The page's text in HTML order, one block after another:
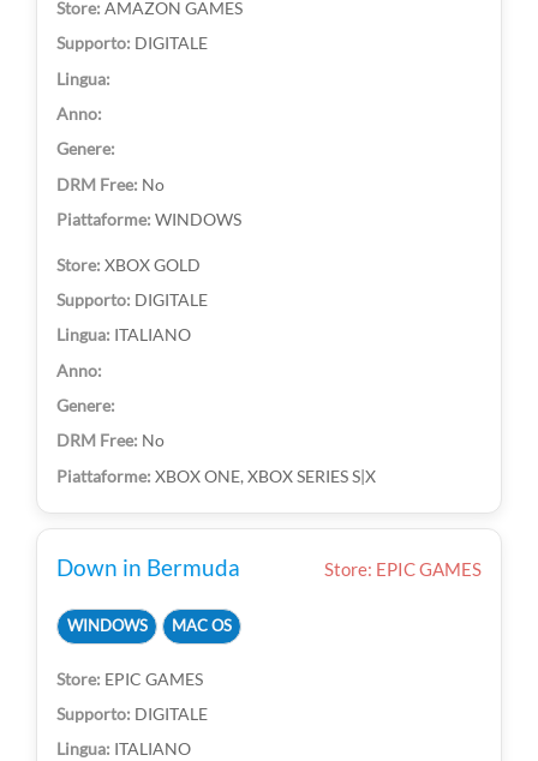
AMAZON GAMES
DIGITALE
No
WINDOWS
XBOX GOLD
DIGITALE
ITALIANO
No
XBOX ONE, XBOX SERIES S|X
Down in Bermuda Store: EPIC GAMES
WINDOWS MAC OS
EPIC GAMES
DIGITALE
ITALIANO